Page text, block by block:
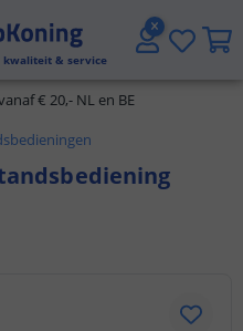
& service
€ 20,- NL en BE
9.1